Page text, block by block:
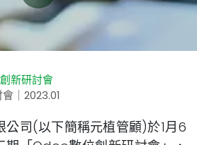
新研討會
｜2023.01
司(以下簡稱元植管顧)於1月6